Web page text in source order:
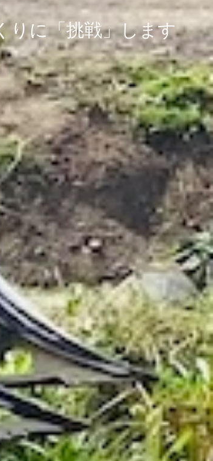
りに「挑戦」します